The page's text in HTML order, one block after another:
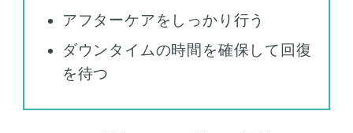
アフターケアをしっかり行う
ダウンタイムの時間を確保して回復
を待つ